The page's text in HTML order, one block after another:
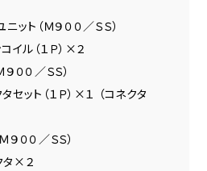
ット（Ｍ９００／ＳＳ）
イル（１Ｐ）×２
００／ＳＳ）
セット（１Ｐ）×１ （コネクタ
００／ＳＳ）
タ×２